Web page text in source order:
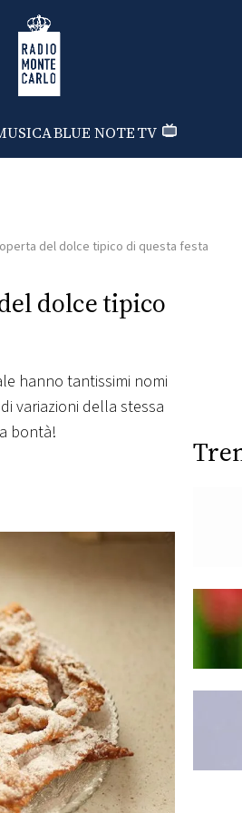
Radio Monte Carlo
BLUE NOTETV
del dolce tipico di questa festa
dolce tipico
hanno tantissimi nomi
variazioni della stessa
bontà!